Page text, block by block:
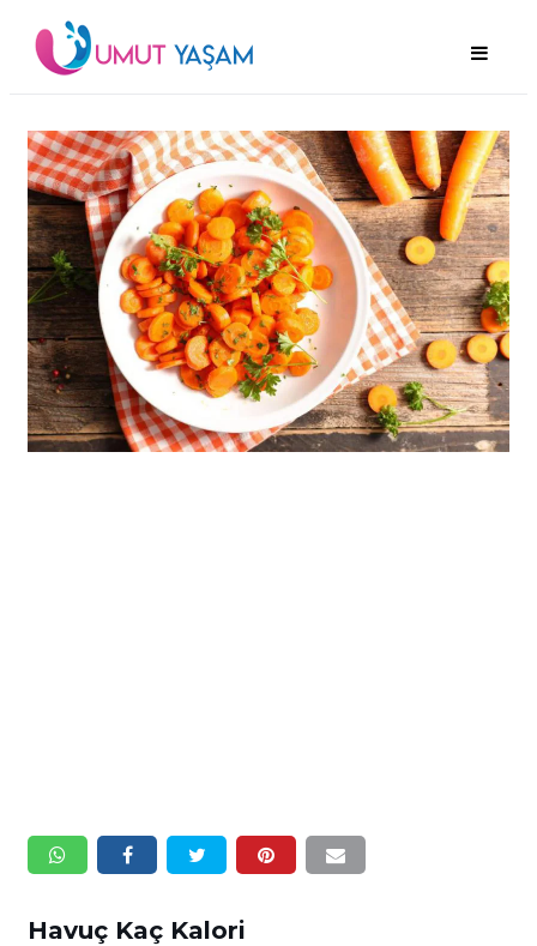
Havuç Kaç Kalori